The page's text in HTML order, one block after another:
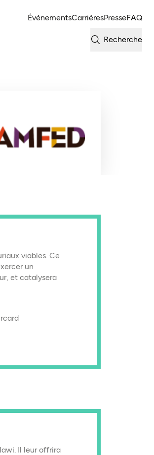
ÉvénementsCarrièresPresseFAQ
Recherche
viables. Ce
un
et catalysera
Il leur offrira